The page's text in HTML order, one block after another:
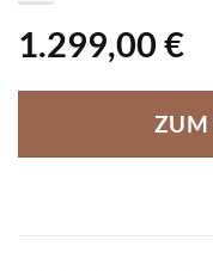
1.299,00 €
ZUM